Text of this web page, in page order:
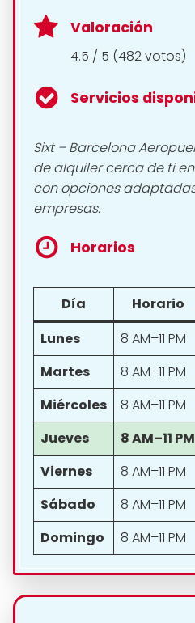
Valoración
4.5 / 5 (482 votos)
Servicios
Sixt – Barcelona
de alquiler cerca de ti
con opciones
empresas.
Horarios
Día
Horario
Lunes
8 AM–11 PM
Martes
8 AM–11 PM
Miércoles
8 AM–11 PM
Jueves
8 AM–11 PM
Viernes
8 AM–11 PM
Sábado
8 AM–11 PM
Domingo
8 AM–11 PM